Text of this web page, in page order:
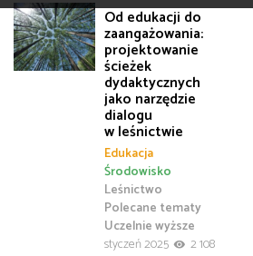
Od edukacji do
zaangażowania:
projektowanie
ścieżek
dydaktycznych
jako narzędzie
dialogu
w leśnictwie
Edukacja
Leśnictwo
Polecane tematy
Środowisko
Uczelnie wyższe
styczeń 2025
2 108